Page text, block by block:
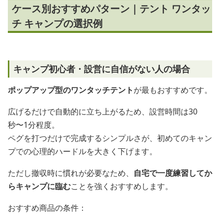
ケース別おすすめパターン｜テント ワンタッ
チ キャンプの選択例
キャンプ初心者・設営に自信がない人の場合
ポップアップ型のワンタッチテントが最もおすすめです。
広げるだけで自動的に立ち上がるため、設営時間は30
秒〜1分程度。
ペグを打つだけで完成するシンプルさが、初めてのキャン
プでの心理的ハードルを大きく下げます。
ただし撤収時に慣れが必要なため、 自宅で一度練習してか
らキャンプに臨むことを強くおすすめします。
おすすめ商品の条件：